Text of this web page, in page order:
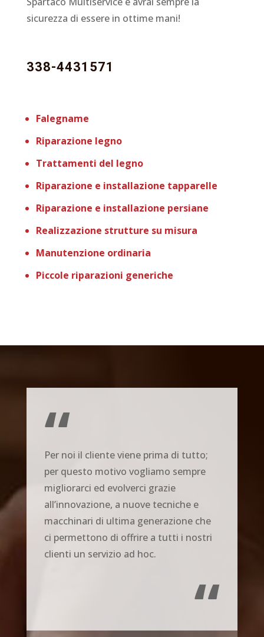
sicurezza di essere in ottime mani!
338-4431571
Falegname
Riparazione legno
Trattamenti del legno
Riparazione e installazione tapparelle
Riparazione e installazione persiane
Realizzazione strutture su misura
Manutenzione ordinaria
Piccole riparazioni generiche
“
Per noi il cliente viene prima di tutto;
per questo motivo vogliamo sempre
migliorarci ed evolverci grazie
all’innovazione, a nuove tecniche e
macchinari di ultima generazione che
ci permettono di offrire a tutti i nostri
clienti un servizio ad hoc.
“